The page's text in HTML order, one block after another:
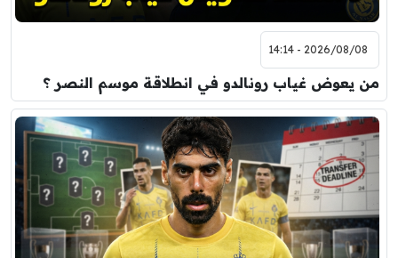
2026/08/08 - 14:14
من يعوض غياب رونالدو في انطلاقة موسم النصر ؟